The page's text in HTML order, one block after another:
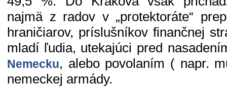
najmä z radov v „protektoráte“
hraničiarov, príslušníkov finančnej
mladí ľudia, utekajúci pred
Nemecku, alebo povolaním ( napr.
nemeckej armády.